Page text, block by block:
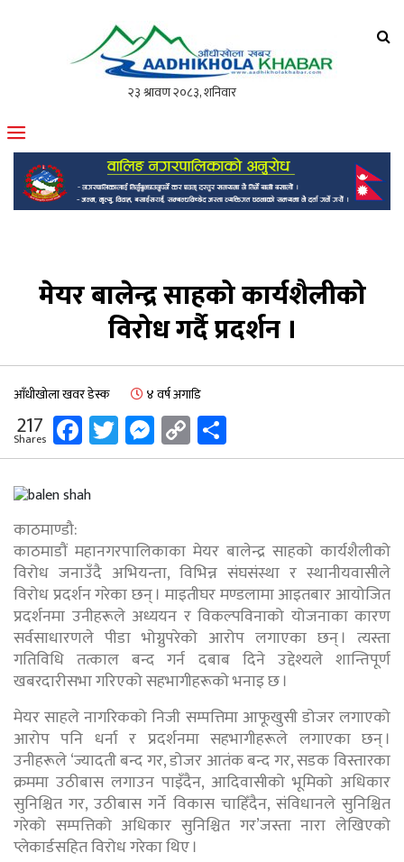
मोफसलकै लोकप्रिय अनलाइन पत्रिका
मेयर बालेन्द्र साहको कार्यशैलीको
विरोध गर्दै प्रदर्शन ।
आँधीखोला खवर डेस्क ४ वर्ष अगाडि
217
Shares Facebook
Twitter
Messenger
Copy
Link
काठमाण्डौ:
काठमाडौं महानगरपालिकाका मेयर बालेन्द्र साहको कार्यशैलीको
विरोध जनाउँदै अभियन्ता, विभिन्न संघसंस्था र स्थानीयवासीले
विरोध प्रदर्शन गरेका छन् । माइतीघर मण्डलामा आइतबार आयोजित
प्रदर्शनमा उनीहरूले अध्ययन र विकल्पविनाको योजनाका कारण
सर्वसाधारणले पीडा भोग्नुपरेको आरोप लगाएका छन् । त्यस्ता
गतिविधि तत्काल बन्द गर्न दबाब दिने उद्देश्यले शान्तिपूर्ण
खबरदारीसभा गरिएको सहभागीहरूको भनाइ छ ।
मेयर साहले नागरिकको निजी सम्पत्तिमा आफूखुसी डोजर लगाएको
आरोप पनि धर्ना र प्रदर्शनमा सहभागीहरूले लगाएका छन् ।
उनीहरूले ‘ज्यादती बन्द गर, डोजर आतंक बन्द गर, सडक विस्तारका
क्रममा उठीबास लगाउन पाइँदैन, आदिवासीको भूमिको अधिकार
सुनिश्चित गर, उठीबास गर्ने विकास चाहिँदैन, संविधानले सुनिश्चित
गरेको सम्पत्तिको अधिकार सुनिश्चित गर’जस्ता नारा लेखिएको
प्लेकार्डसहित विरोध गरेका थिए ।